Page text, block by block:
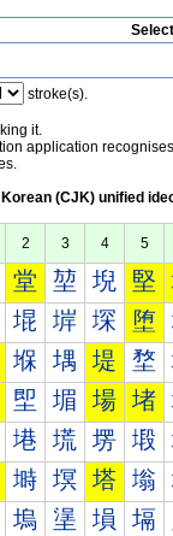
stroke(s).
it.
application
(CJK) unified
2 3 4 5
堂 堃 堄 堅
堒 堓 堔 堕
堢 堣 堤 堥
堲 堳 場 堵
塂 塃 塄 塅
塒 塓 塔 塕
塢 塣 塤 塥